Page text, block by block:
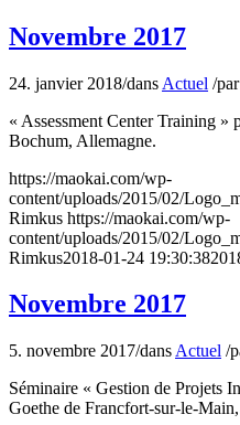
Novembre 2017
24. janvier 2018/dans Actuel /par
« Assessment Center Training
Bochum, Allemagne.
https://maokai.com/wp-
content/uploads/2015/02/
Rimkus https://maokai.com/wp-
content/uploads/2015/02/
Rimkus2018-01-24 19:30:38
Novembre 2017
5. novembre 2017/dans Actuel /
Séminaire « Gestion de Projets
Goethe de Francfort-sur-le-